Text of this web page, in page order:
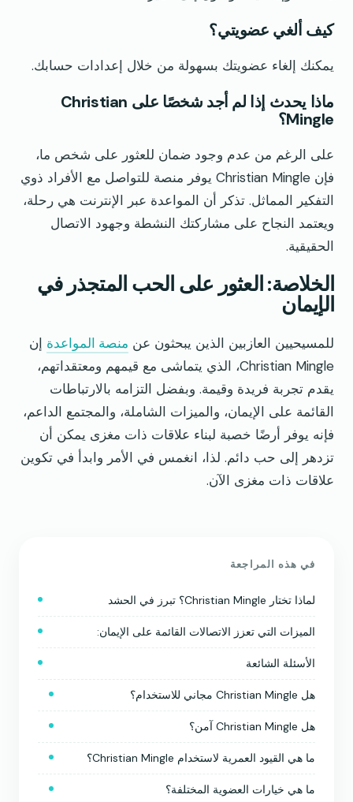
كيف ألغي عضويتي؟
يمكنك إلغاء عضويتك بسهولة من خلال إعدادات حسابك.
ماذا يحدث إذا لم أجد شخصًا على Christian
Mingle؟
على الرغم من عدم وجود ضمان للعثور على شخص ما،
فإن Christian Mingle يوفر منصة للتواصل مع الأفراد ذوي
التفكير المماثل. تذكر أن المواعدة عبر الإنترنت هي رحلة،
ويعتمد النجاح على مشاركتك النشطة وجهود الاتصال
الحقيقية.
الخلاصة: العثور على الحب المتجذر في
الإيمان
للمسيحيين العازبين الذين يبحثون عن منصة المواعدة إن
Christian Mingle، الذي يتماشى مع قيمهم ومعتقداتهم،
يقدم تجربة فريدة وقيمة. وبفضل التزامه بالارتباطات
القائمة على الإيمان، والميزات الشاملة، والمجتمع الداعم،
فإنه يوفر أرضًا خصبة لبناء علاقات ذات مغزى يمكن أن
تزدهر إلى حب دائم. لذا، انغمس في الأمر وابدأ في تكوين
علاقات ذات مغزى الآن.
في هذه المراجعة
لماذا تختار Christian Mingle؟ تبرز في الحشد
الميزات التي تعزز الاتصالات القائمة على الإيمان:
الأسئلة الشائعة
هل Christian Mingle مجاني للاستخدام؟
هل Christian Mingle آمن؟
ما هي القيود العمرية لاستخدام Christian Mingle؟
ما هي خيارات العضوية المختلفة؟